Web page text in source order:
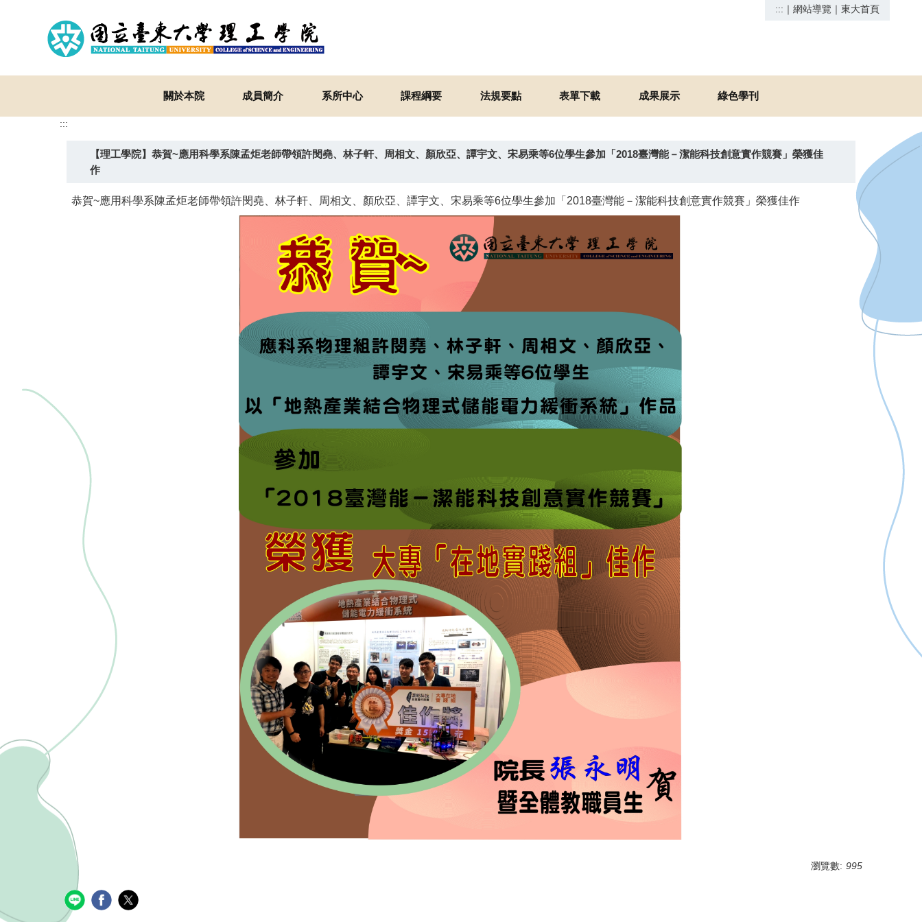
::: ｜ 網站導覽 ｜ 東大首頁
關於本院 成員簡介 系所中心 課程綱要 法規要點 表單下載 成果展示 綠色學刊
:::
【理工學院】恭賀~應用科學系陳孟炬老師帶領許閔堯、林子軒、周相文、顏欣亞、譚宇文、宋易乘等6位學生參加「2018臺灣能－潔能科技創意實作競賽」榮獲佳
作
恭賀~應用科學系陳孟炬老師帶領許閔堯、林子軒、周相文、顏欣亞、譚宇文、宋易乘等6位學生參加「2018臺灣能－潔能科技創意實作競賽」榮獲佳作
瀏覽數: 995